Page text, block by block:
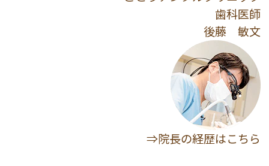
歯科医師
後藤 敏文
⇒院長の経歴はこちら